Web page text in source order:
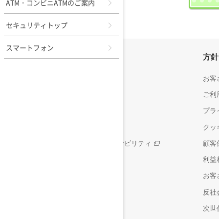
ATM・コンビニATMのご案内
セキュリティトップ
スマートフォン
会社情報
楽天グループのサステナビリティ
方
お客
ご利
プラ
クッ
顧客
利益
お客
反社
次世